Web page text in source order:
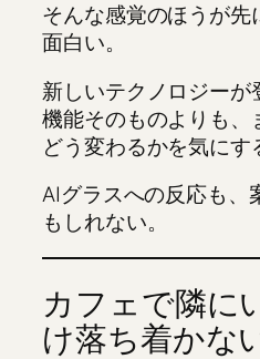
そんな感覚のほうが先
面白い。
新しいテクノロジーが
機能そのものよりも、
どう変わるかを気にす
AIグラスへの反応も、
もしれない。
カフェで隣に
け落ち着かな